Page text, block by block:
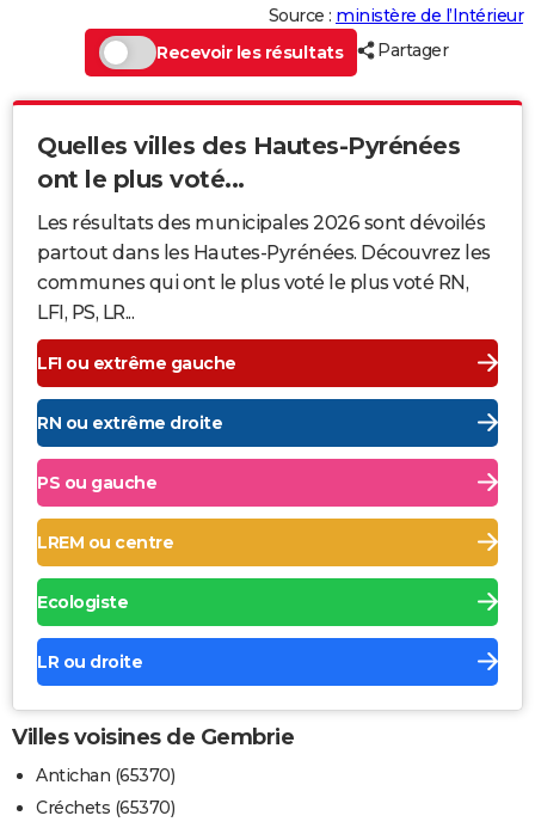
Source : ministère de l’Intérieur
Recevoir les résultats
Partager
Quelles villes des Hautes-Pyrénées
ont le plus voté...
Les résultats des municipales 2026 sont dévoilés
partout dans les Hautes-Pyrénées. Découvrez les
communes qui ont le plus voté le plus voté RN,
LFI, PS, LR...
LFI ou extrême gauche
RN ou extrême droite
PS ou gauche
LREM ou centre
Ecologiste
LR ou droite
Villes voisines de Gembrie
Antichan (65370)
Créchets (65370)